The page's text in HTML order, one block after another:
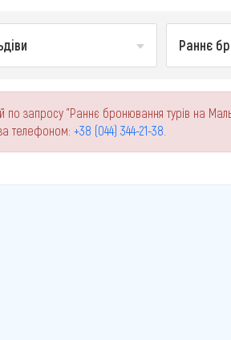
Раннє
по запросу "Раннє бронювання турів на
телефоном: +38 (044) 344-21-38